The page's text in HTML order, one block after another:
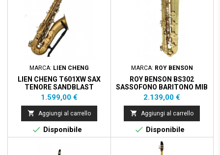
MARCA: LIEN CHENG
LIEN CHENG T601XW SAX
TENORE SANDBLAST
FINISHING
Prezzo
1.599,00 €
 Aggiungi al carrello
 Disponibile
MARCA: ROY BENSON
ROY BENSON BS302
SASSOFONO BARITONO MIB
Prezzo
2.139,00 €
 Aggiungi al carrello
 Disponibile